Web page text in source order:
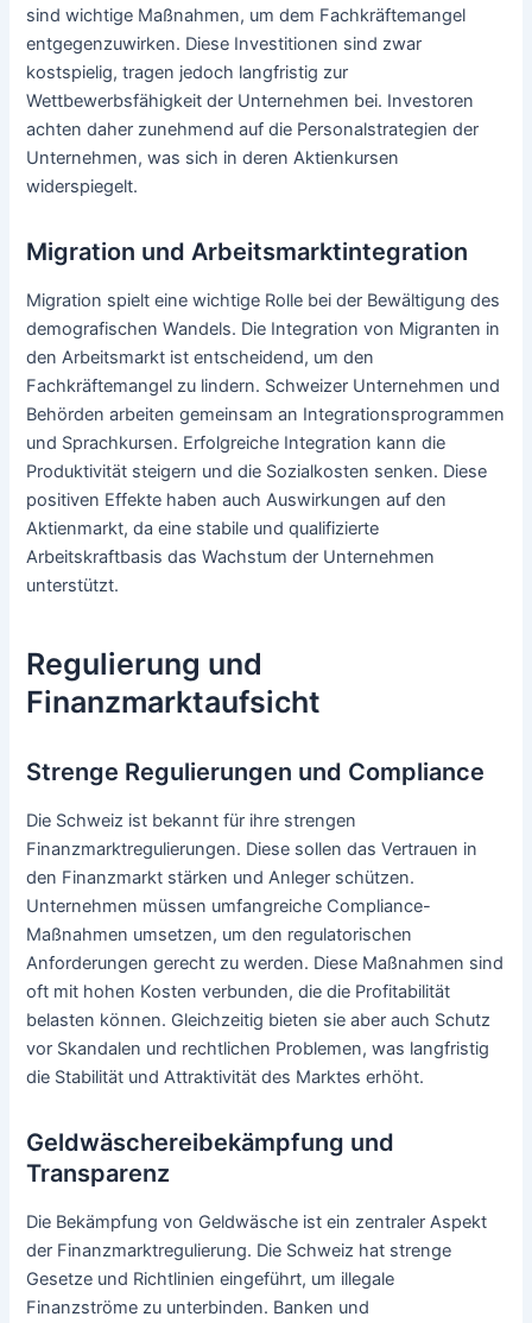
sind wichtige Maßnahmen, um dem Fachkräftemangel
entgegenzuwirken. Diese Investitionen sind zwar
kostspielig, tragen jedoch langfristig zur
Wettbewerbsfähigkeit der Unternehmen bei. Investoren
achten daher zunehmend auf die Personalstrategien der
Unternehmen, was sich in deren Aktienkursen
widerspiegelt.
Migration und Arbeitsmarktintegration
Migration spielt eine wichtige Rolle bei der Bewältigung des
demografischen Wandels. Die Integration von Migranten in
den Arbeitsmarkt ist entscheidend, um den
Fachkräftemangel zu lindern. Schweizer Unternehmen und
Behörden arbeiten gemeinsam an Integrationsprogrammen
und Sprachkursen. Erfolgreiche Integration kann die
Produktivität steigern und die Sozialkosten senken. Diese
positiven Effekte haben auch Auswirkungen auf den
Aktienmarkt, da eine stabile und qualifizierte
Arbeitskraftbasis das Wachstum der Unternehmen
unterstützt.
Regulierung und
Finanzmarktaufsicht
Strenge Regulierungen und Compliance
Die Schweiz ist bekannt für ihre strengen
Finanzmarktregulierungen. Diese sollen das Vertrauen in
den Finanzmarkt stärken und Anleger schützen.
Unternehmen müssen umfangreiche Compliance-
Maßnahmen umsetzen, um den regulatorischen
Anforderungen gerecht zu werden. Diese Maßnahmen sind
oft mit hohen Kosten verbunden, die die Profitabilität
belasten können. Gleichzeitig bieten sie aber auch Schutz
vor Skandalen und rechtlichen Problemen, was langfristig
die Stabilität und Attraktivität des Marktes erhöht.
Geldwäschereibekämpfung und
Transparenz
Die Bekämpfung von Geldwäsche ist ein zentraler Aspekt
der Finanzmarktregulierung. Die Schweiz hat strenge
Gesetze und Richtlinien eingeführt, um illegale
Finanzströme zu unterbinden. Banken und